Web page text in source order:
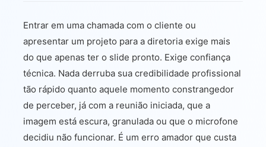
Entrar em uma chamada com o cliente ou
apresentar um projeto para a diretoria exige mais
do que apenas ter o slide pronto. Exige confiança
técnica. Nada derruba sua credibilidade profissional
tão rápido quanto aquele momento constrangedor
de perceber, já com a reunião iniciada, que a
imagem está escura, granulada ou que o microfone
decidiu não funcionar. É um erro amador que custa